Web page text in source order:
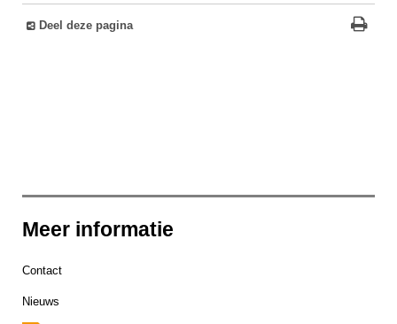
Deel deze pagina
Meer informatie
Contact
Nieuws